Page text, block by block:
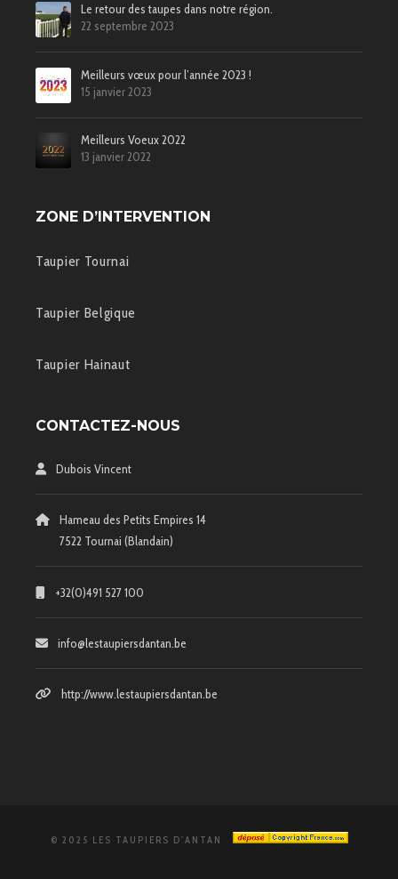
Le retour des taupes dans notre région.
22 septembre 2023
Meilleurs vœux pour l’année 2023 !
15 janvier 2023
Meilleurs Voeux 2022
13 janvier 2022
ZONE D’INTERVENTION
Taupier Tournai
Taupier Belgique
Taupier Hainaut
CONTACTEZ-NOUS
Dubois Vincent
Hameau des Petits Empires 14
7522 Tournai (Blandain)
+32(0)491 527 100
info@lestaupiersdantan.be
http://www.lestaupiersdantan.be
© 2025 LES TAUPIERS D'ANTAN